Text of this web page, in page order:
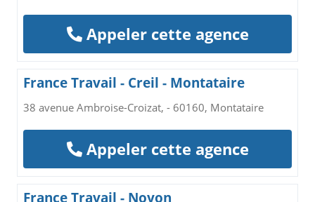
Appeler cette agence
France Travail - Creil - Montataire
38 avenue Ambroise-Croizat, - 60160, Montataire
Appeler cette agence
France Travail - Noyon